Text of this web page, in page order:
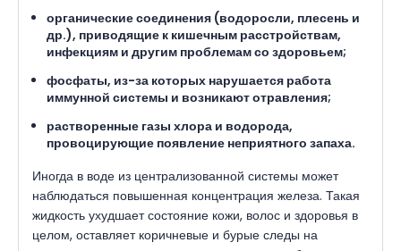
органические соединения (водоросли, плесень и
др.), приводящие к кишечным расстройствам,
инфекциям и другим проблемам со здоровьем;
фосфаты, из-за которых нарушается работа
иммунной системы и возникают отравления;
растворенные газы хлора и водорода,
провоцирующие появление неприятного запаха.
Иногда в воде из централизованной системы может
наблюдаться повышенная концентрация железа. Такая
жидкость ухудшает состояние кожи, волос и здоровья в
целом, оставляет коричневые и бурые следы на